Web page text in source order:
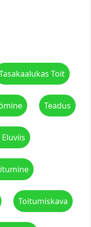
Toit
Teadus
Toitumiskava